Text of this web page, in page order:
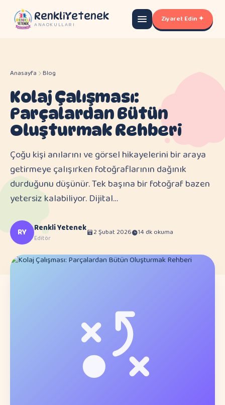
RenkliYetenek
ANAOKULLARI
Ziyaret Edin ✦
Anasayfa Blog
Kolaj Çalışması:
Parçalardan Bütün
Oluşturmak Rehberi
Çoğu kişi anılarını ve görsel hikayelerini bir araya
getirmeye çalışırken fotoğraflarının dağınık
durduğunu düşünür. Tek başına bir fotoğraf bazen
yetersiz kalabiliyor. Dijital…
RY Renkli Yetenek
Editör
2 Şubat 2026 14 dk okuma